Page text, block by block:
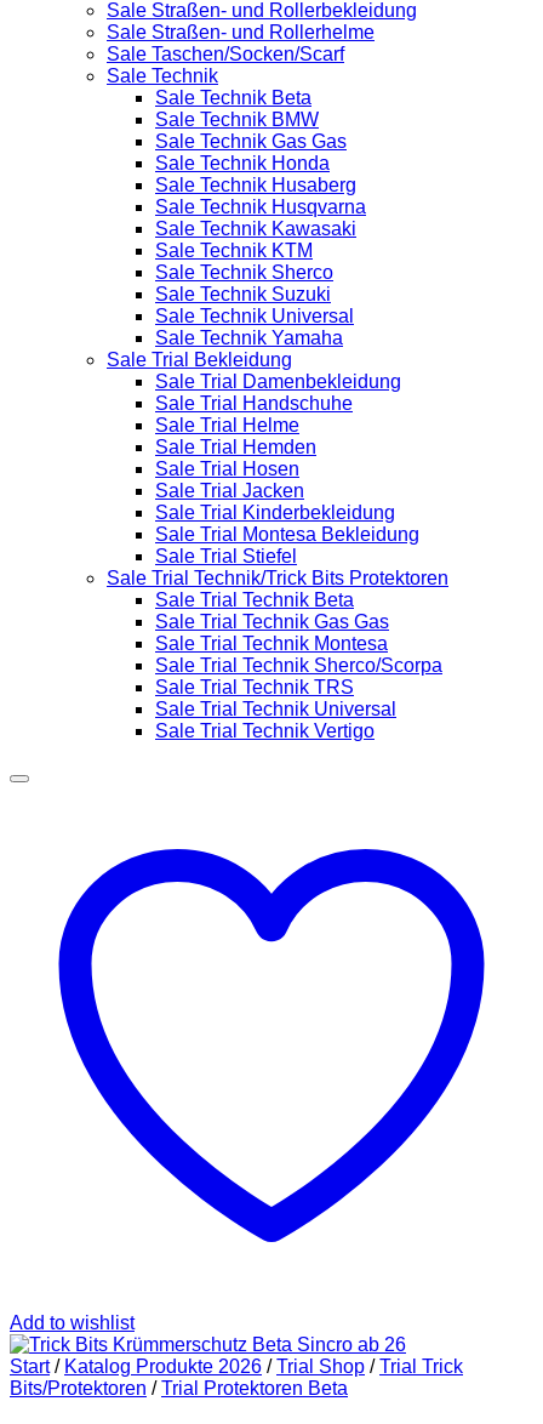
Sale Straßen- und Rollerbekleidung
Sale Straßen- und Rollerhelme
Sale Taschen/Socken/Scarf
Sale Technik
Sale Technik Beta
Sale Technik BMW
Sale Technik Gas Gas
Sale Technik Honda
Sale Technik Husaberg
Sale Technik Husqvarna
Sale Technik Kawasaki
Sale Technik KTM
Sale Technik Sherco
Sale Technik Suzuki
Sale Technik Universal
Sale Technik Yamaha
Sale Trial Bekleidung
Sale Trial Damenbekleidung
Sale Trial Handschuhe
Sale Trial Helme
Sale Trial Hemden
Sale Trial Hosen
Sale Trial Jacken
Sale Trial Kinderbekleidung
Sale Trial Montesa Bekleidung
Sale Trial Stiefel
Sale Trial Technik/Trick Bits Protektoren
Sale Trial Technik Beta
Sale Trial Technik Gas Gas
Sale Trial Technik Montesa
Sale Trial Technik Sherco/Scorpa
Sale Trial Technik TRS
Sale Trial Technik Universal
Sale Trial Technik Vertigo
Add to wishlist
Start / Katalog Produkte 2026 / Trial Shop / Trial Trick
Bits/Protektoren / Trial Protektoren Beta